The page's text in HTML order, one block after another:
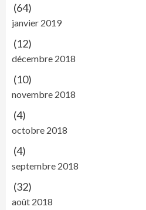
(64)
janvier 2019
(12)
décembre 2018
(10)
novembre 2018
(4)
octobre 2018
(4)
septembre 2018
(32)
août 2018